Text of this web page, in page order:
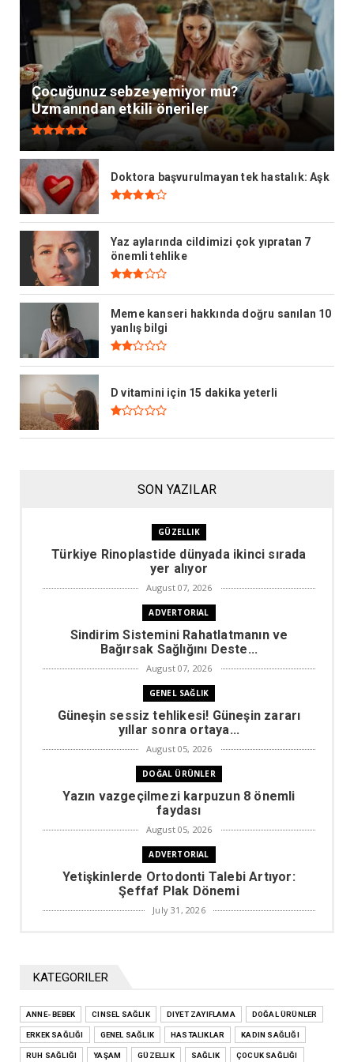
Çocuğunuz sebze yemiyor mu?
Uzmanından etkili öneriler
Doktora başvurulmayan tek hastalık: Aşk
Yaz aylarında cildimizi çok yıpratan 7
önemli tehlike
Meme kanseri hakkında doğru sanılan 10
yanlış bilgi
D vitamini için 15 dakika yeterli
SON YAZILAR
GÜZELLIK
Türkiye Rinoplastide dünyada ikinci sırada
yer alıyor
August 07, 2026
ADVERTORIAL
Sindirim Sistemini Rahatlatmanın ve
Bağırsak Sağlığını Deste...
August 07, 2026
GENEL SAĞLIK
Güneşin sessiz tehlikesi! Güneşin zararı
yıllar sonra ortaya...
August 05, 2026
DOĞAL ÜRÜNLER
Yazın vazgeçilmezi karpuzun 8 önemli
faydası
August 05, 2026
ADVERTORIAL
Yetişkinlerde Ortodonti Talebi Artıyor:
Şeffaf Plak Dönemi
July 31, 2026
ADVERTORIAL
Doğum Sonrası Karın Sarkması ve Şekil
Bozuklukları
KATEGORILER
ANNE- BEBEK CINSEL SAĞLIK DIYET ZAYIFLAMA DOĞAL ÜRÜNLER
ERKEK SAĞLIĞI GENEL SAĞLIK HASTALIKLAR KADIN SAĞLIĞI
RUH SAĞLIĞI YAŞAM GÜZELLIK SAĞLIK ÇOCUK SAĞLIĞI